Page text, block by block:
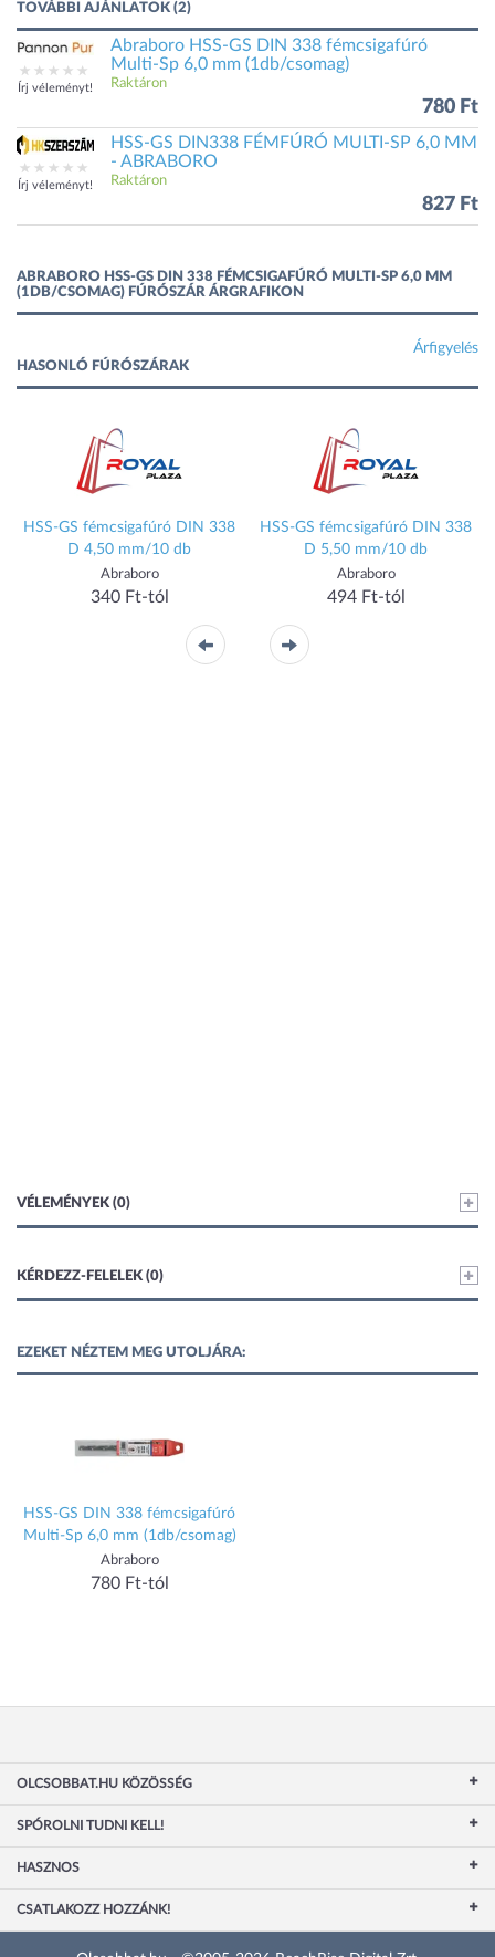
TOVÁBBI AJÁNLATOK (2)
Írj véleményt!
Abraboro HSS-GS DIN 338 fémcsigafúró
Multi-Sp 6,0 mm (1db/csomag)
Raktáron
780 Ft
Írj véleményt!
HSS-GS DIN338 FÉMFÚRÓ MULTI-SP 6,0 MM
- ABRABORO
Raktáron
827 Ft
ABRABORO HSS-GS DIN 338 FÉMCSIGAFÚRÓ MULTI-SP 6,0 MM
(1DB/CSOMAG) FÚRÓSZÁR ÁRGRAFIKON
Árfigyelés
HASONLÓ FÚRÓSZÁRAK
HSS-GS fémcsigafúró DIN 338
D 4,50 mm/10 db
Abraboro
340 Ft-tól
HSS-GS fémcsigafúró DIN 338
D 5,50 mm/10 db
Abraboro
494 Ft-tól
VÉLEMÉNYEK (0)
KÉRDEZZ-FELELEK (0)
EZEKET NÉZTEM MEG UTOLJÁRA:
HSS-GS DIN 338 fémcsigafúró
Multi-Sp 6,0 mm (1db/csomag)
Abraboro
780 Ft-tól
OLCSOBBAT.HU KÖZÖSSÉG
SPÓROLNI TUDNI KELL!
HASZNOS
CSATLAKOZZ HOZZÁNK!